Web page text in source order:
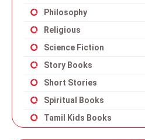
Philosophy
Religious
Science Fiction
Story Books
Short Stories
Spiritual Books
Tamil Kids Books